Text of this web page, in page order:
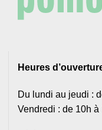
Heures
Du lundi au jeudi :
Vendredi : de 10h à